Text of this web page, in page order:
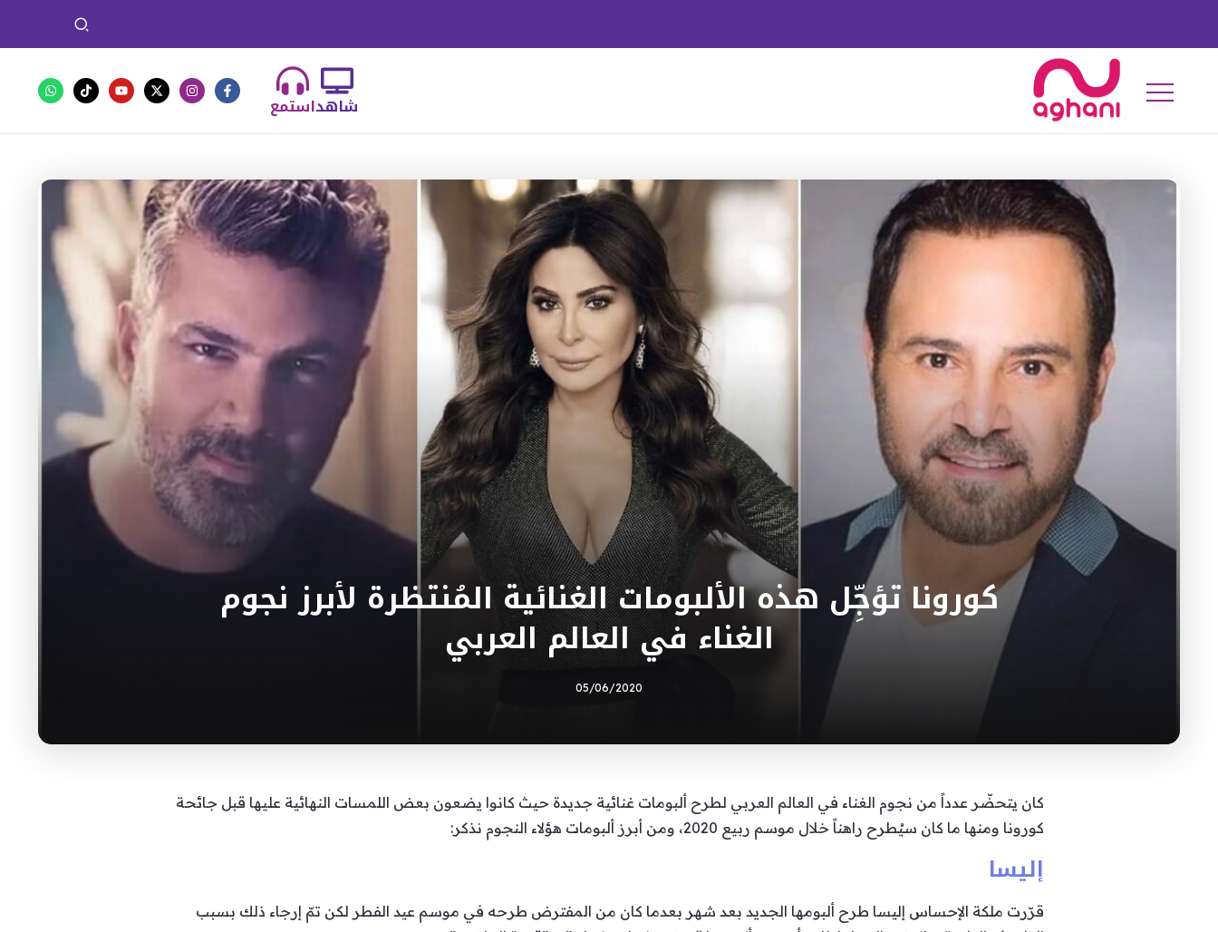
استمعشاهد
كورونا تؤجِّل هذه الألبومات الغنائية المُنتظرة لأبرز نجوم
الغناء في العالم العربي
05/06/2020
كان يتحضّر عدداً من نجوم الغناء في العالم العربي لطرح ألبومات غنائية جديدة حيث كانوا يضعون بعض اللمسات النهائية عليها قبل جائحة
كورونا ومنها ما كان سيُطرح راهناً خلال موسم ربيع 2020، ومن أبرز ألبومات هؤلاء النجوم نذكر:
إليسا
قرّرت ملكة الإحساس إليسا طرح ألبومها الجديد بعد شهر بعدما كان من المفترض طرحه في موسم عيد الفطر لكن تمّ إرجاء ذلك بسبب